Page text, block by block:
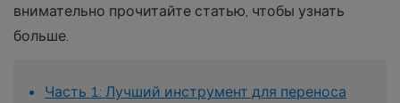
восстанавливайте резервные
НОВИНКА
внимательно прочитайте статью, чтобы узнать
больше.
Часть 1: Лучший инструмент для переноса